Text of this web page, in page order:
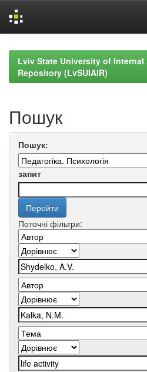
navigationLviv State University of
Repository (LvSUIAIR)
Пошук
Пошук:
запит
Поточні фільтри: